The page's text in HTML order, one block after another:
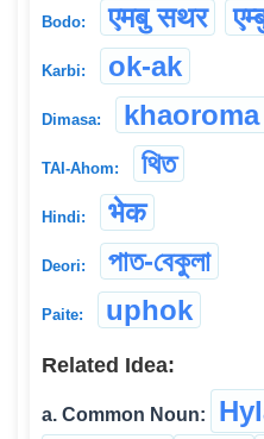
Bodo: एमबु सथर
Karbi: ok-ak
Dimasa:
TAI-Ahom: থিত
Hindi: भेक
Deori: পাত-বেকুলা
Paite: uphok
Related Idea:
a. Common Noun: